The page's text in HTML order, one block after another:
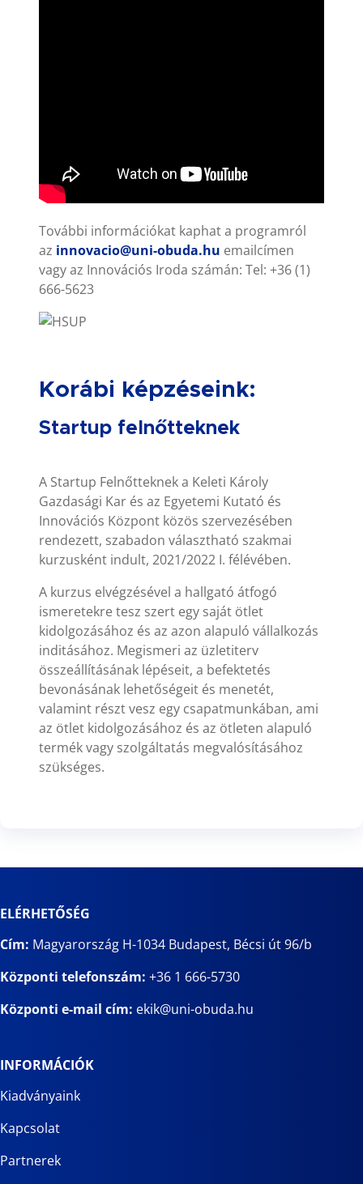
További információkat kaphat a programról
az innovacio@uni-obuda.hu emailcímen
vagy az Innovációs Iroda számán: Tel: +36 (1)
666-5623
Korábi képzéseink:
Startup felnőtteknek
A Startup Felnőtteknek a Keleti Károly
Gazdasági Kar és az Egyetemi Kutató és
Innovációs Központ közös szervezésében
rendezett, szabadon választható szakmai
kurzusként indult, 2021/2022 I. félévében.
A kurzus elvégzésével a hallgató átfogó
ismeretekre tesz szert egy saját ötlet
kidolgozásához és az azon alapuló vállalkozás
inditásához. Megismeri az üzletiterv
összeállításának lépéseit, a befektetés
bevonásának lehetőségeit és menetét,
valamint részt vesz egy csapatmunkában, ami
az ötlet kidolgozásához és az ötleten alapuló
termék vagy szolgáltatás megvalósításához
szükséges.
ELÉRHETŐSÉG
Cím: Magyarország H-1034 Budapest, Bécsi út 96/b
Központi telefonszám: +36 1 666-5730
Központi e-mail cím: ekik@uni-obuda.hu
INFORMÁCIÓK
Kiadványaink
Kapcsolat
Partnerek